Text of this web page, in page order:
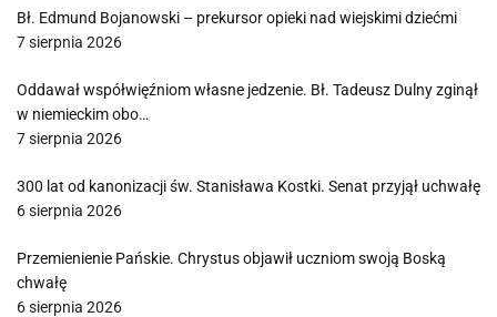
Bł. Edmund Bojanowski – prekursor opieki nad wiejskimi dziećmi
7 sierpnia 2026
Oddawał współwięźniom własne jedzenie. Bł. Tadeusz Dulny zginął
w niemieckim obo…
7 sierpnia 2026
300 lat od kanonizacji św. Stanisława Kostki. Senat przyjął uchwałę
6 sierpnia 2026
Przemienienie Pańskie. Chrystus objawił uczniom swoją Boską
chwałę
6 sierpnia 2026